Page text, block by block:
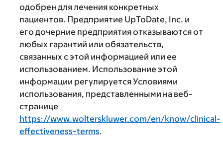
одобрен для лечения конкретных
пациентов. Предприятие UpToDate, Inc. и
его дочерние предприятия отказываются от
любых гарантий или обязательств,
связанных с этой информацией или ее
использованием. Использование этой
информации регулируется Условиями
использования, представленными на веб-
странице
https://www.wolterskluwer.com/en/know/clinical-
effectiveness-terms.